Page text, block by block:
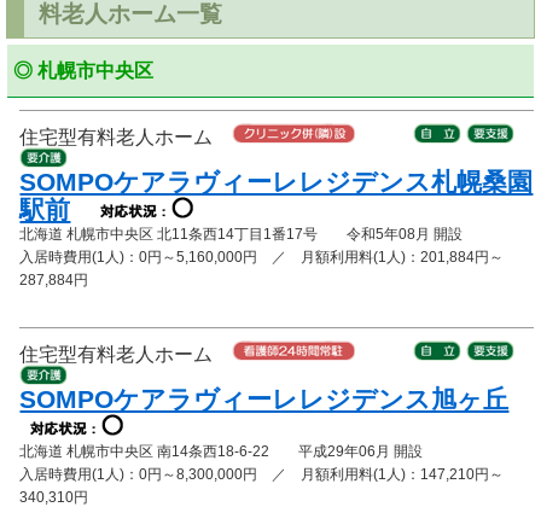
料老人ホーム一覧
◎ 札幌市中央区
住宅型有料老人ホーム
SOMPOケアラヴィーレレジデンス札幌桑園
駅前
北海道 札幌市中央区 北11条西14丁目1番17号 令和5年08月 開設
入居時費用(1人)：0円～5,160,000円 ／ 月額利用料(1人)：201,884円～
287,884円
住宅型有料老人ホーム
SOMPOケアラヴィーレレジデンス旭ヶ丘
北海道 札幌市中央区 南14条西18-6-22 平成29年06月 開設
入居時費用(1人)：0円～8,300,000円 ／ 月額利用料(1人)：147,210円～
340,310円